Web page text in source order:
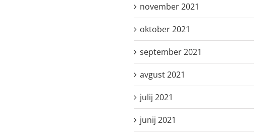
november 2021
oktober 2021
september 2021
avgust 2021
julij 2021
junij 2021